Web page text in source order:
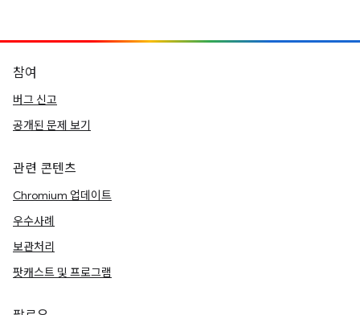
참여
버그 신고
공개된 문제 보기
관련 콘텐츠
Chromium 업데이트
우수사례
보관처리
팟캐스트 및 프로그램